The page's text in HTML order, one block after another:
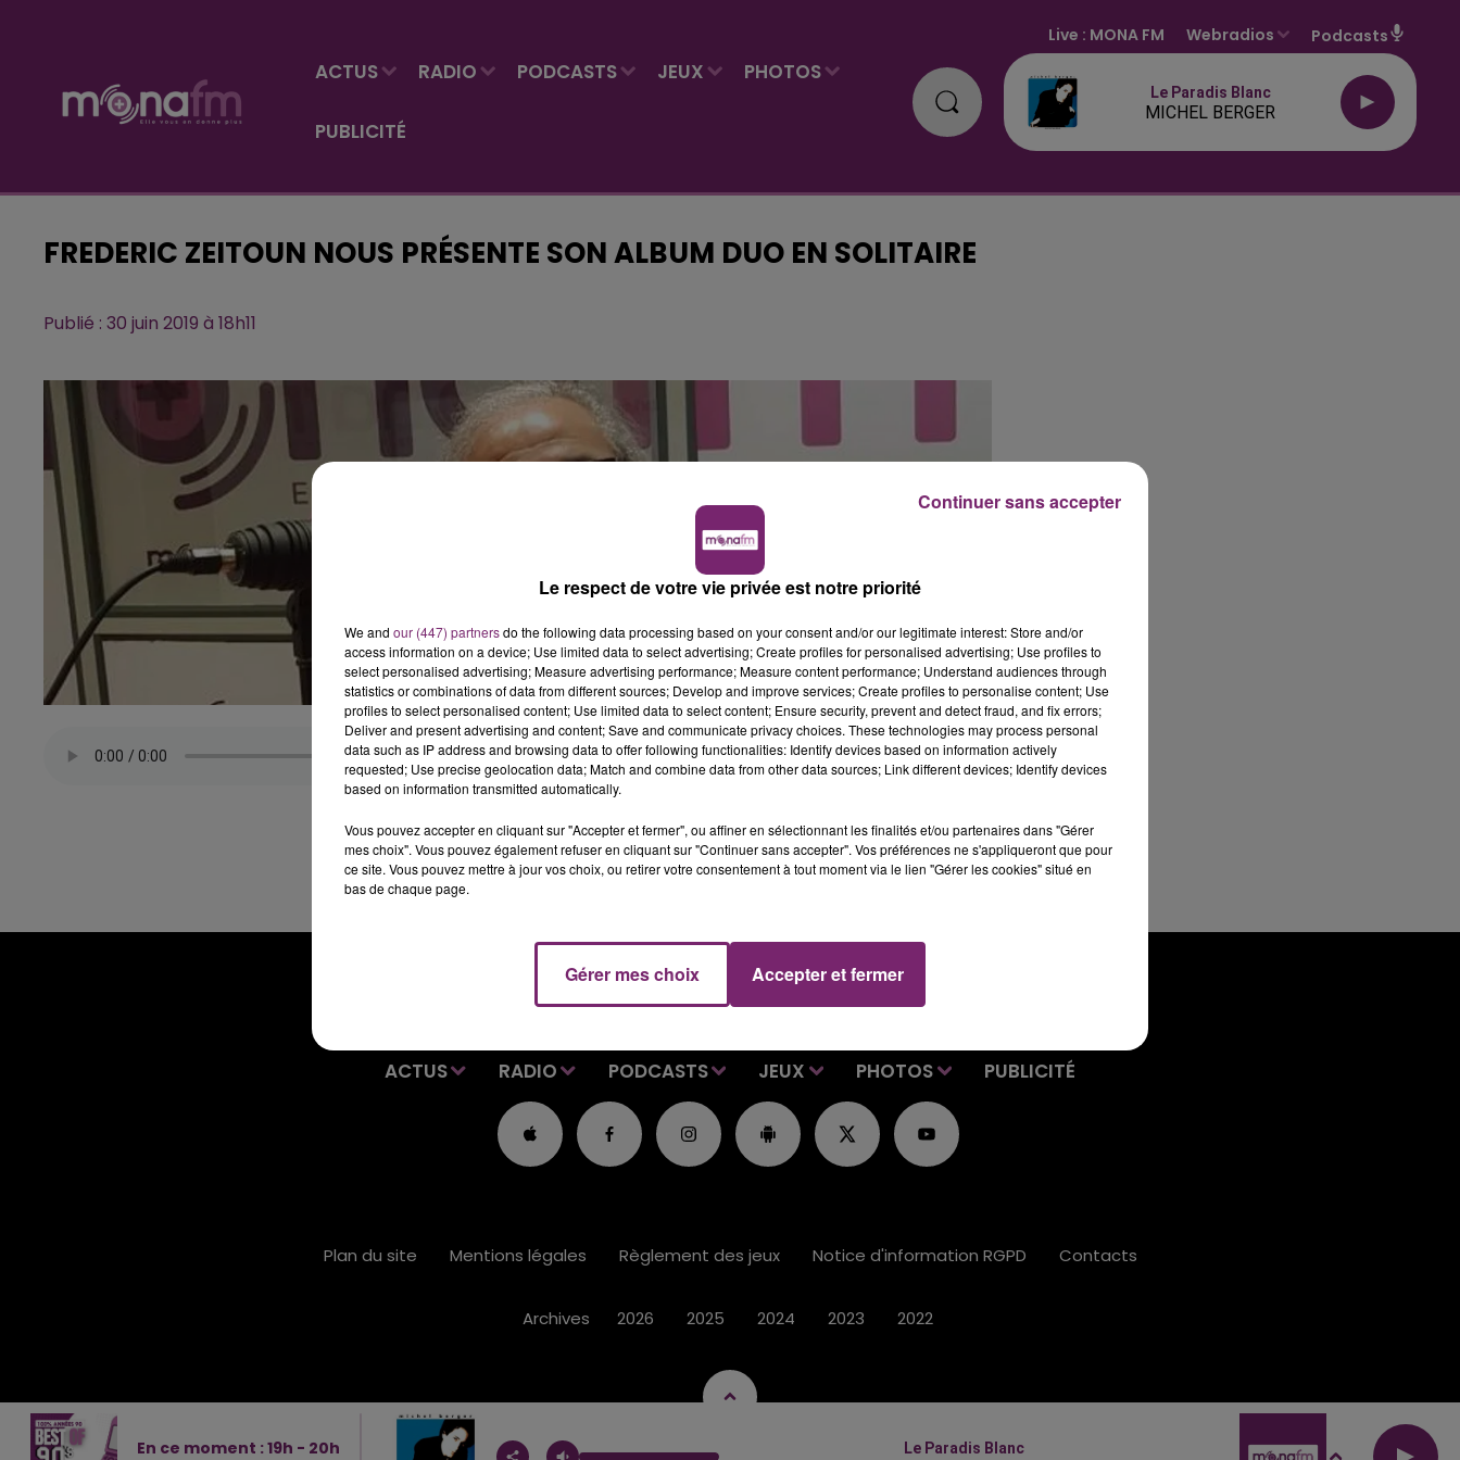
ACTUS RADIO PODCASTS JEUX PHOTOS
PUBLICITÉ
Live : MONA FM Webradios Podcasts
Le Paradis Blanc
MICHEL BERGER
FREDERIC ZEITOUN NOUS PRÉSENTE SON ALBUM DUO EN SOLITAIRE
Publié : 30 juin 2019 à 18h11
ACTUS RADIO PODCASTS JEUX PHOTOS PUBLICITÉ
En ce moment :19h - 20h
Le Paradis Blanc
Plan du site Mentions légales Règlement des jeux Notice d'information RGPD Contacts
Archives 2026 2025 2024 2023 2022
Le respect de votre vie privée est notre priorité
We and our (447) partnersdo the following data processing based on your consent and/or our legitimate interest: Store and/or
access information on a device; Use limited data to select advertising; Create profiles for personalised advertising; Use profiles to
select personalised advertising; Measure advertising performance; Measure content performance; Understand audiences through
statistics or combinations of data from different sources; Develop and improve services; Create profiles to personalise content; Use
profiles to select personalised content; Use limited data to select content; Ensure security, prevent and detect fraud, and fix errors;
Deliver and present advertising and content; Save and communicate privacy choices. These technologies may process personal
data such as IP address and browsing data to offer following functionalities: Identify devices based on information actively
requested; Use precise geolocation data; Match and combine data from other data sources; Link different devices; Identify devices
based on information transmitted automatically.
Vous pouvez accepter en cliquant sur "Accepter et fermer", ou affiner en sélectionnant les finalités et/ou partenaires dans "Gérer
mes choix". Vous pouvez également refuser en cliquant sur "Continuer sans accepter". Vos préférences ne s'appliqueront que pour
ce site. Vous pouvez mettre à jour vos choix, ou retirer votre consentement à tout moment via le lien "Gérer les cookies" situé en
bas de chaque page.
Gérer mes choix Accepter et fermer
Continuer sans accepter